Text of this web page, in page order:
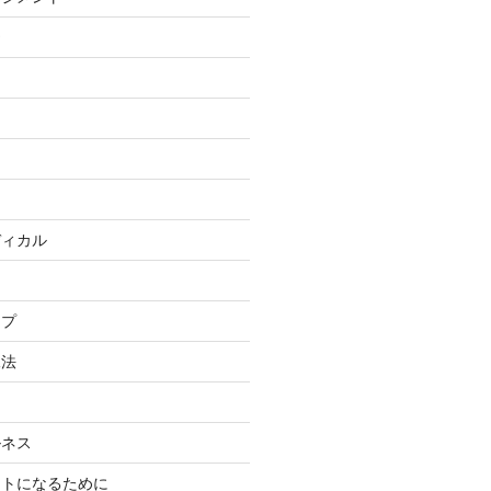
カル
ス
になるために